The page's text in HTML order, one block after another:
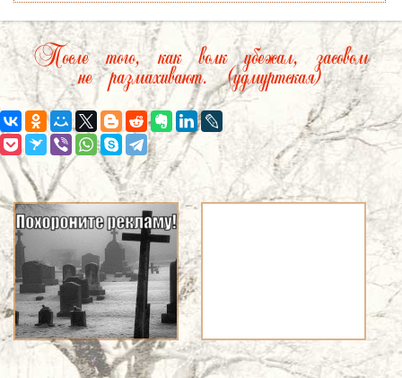
После того, как волк убежал, засовом
не размахивают. (удмуртская)